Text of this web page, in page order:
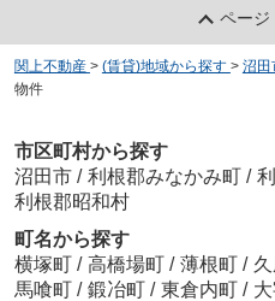
ページ
関上不動産 > (賃貸)地域から探す > 沼田
物件
市区町村から探す
沼田市 / 利根郡みなかみ町 /
利根郡昭和村
町名から探す
横塚町 / 高橋場町 / 薄根町 /
馬喰町 / 鍛冶町 / 東倉内町 /